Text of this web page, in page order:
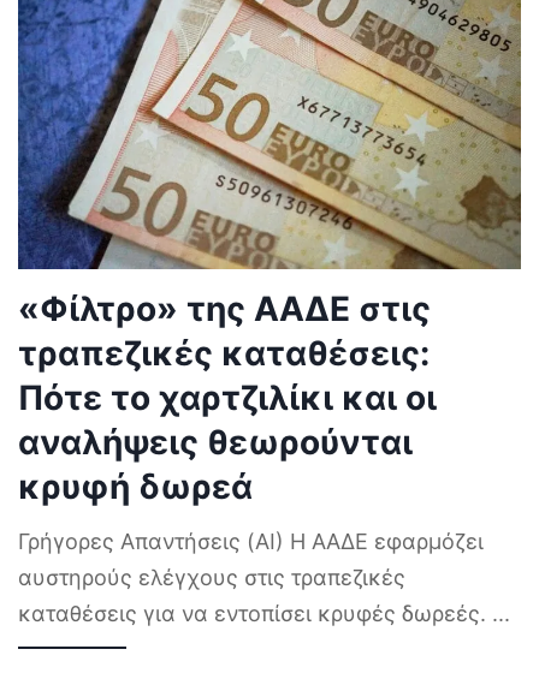
«Φίλτρο» της ΑΑΔΕ στις
τραπεζικές καταθέσεις:
Πότε το χαρτζιλίκι και οι
αναλήψεις θεωρούνται
κρυφή δωρεά
Γρήγορες Απαντήσεις (AI) Η ΑΑΔΕ εφαρμόζει
αυστηρούς ελέγχους στις τραπεζικές
καταθέσεις για να εντοπίσει κρυφές δωρεές. ...